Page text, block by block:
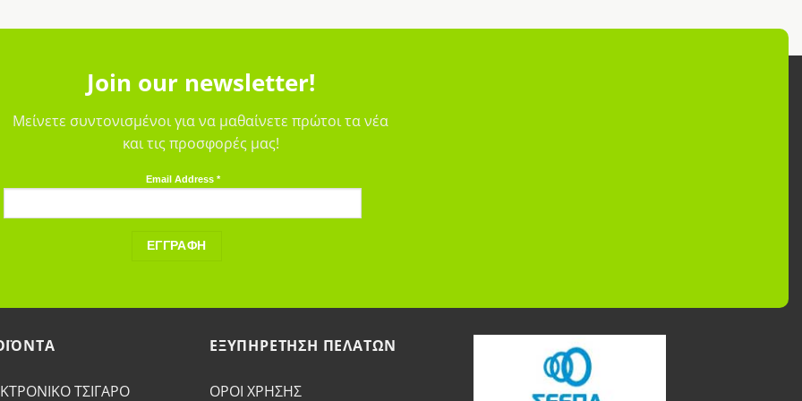
Join our newsletter!
Μείνετε συντονισμένοι για να μαθαίνετε πρώτοι τα νέα
και τις προσφορές μας!
Email Address *
ΤΣΙΓΑΡΟ
ΕΞΥΠΗΡΕΤΗΣΗ ΠΕΛΑΤΩΝ
ΟΡΟΙ ΧΡΗΣΗΣ